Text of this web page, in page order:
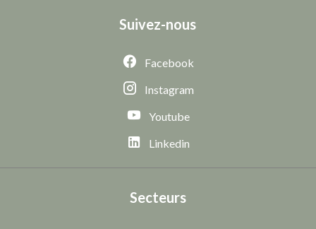
Suivez-nous
Facebook
Instagram
Youtube
Linkedin
Secteurs